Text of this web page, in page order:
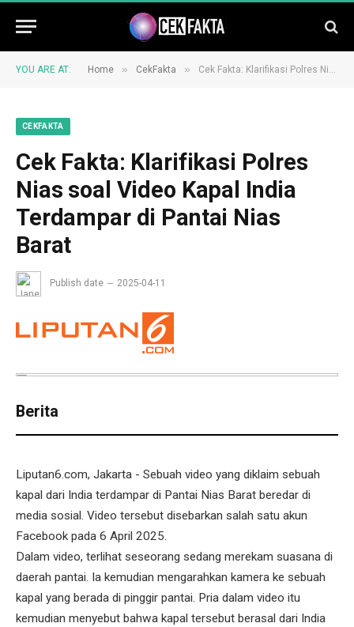
YOU ARE AT: Home » CekFakta » Cek Fakta: Klarifikasi Polres Nias soal Video Kapal India Terdampar di Pantai Nias Barat
CEKFAKTA
Cek Fakta: Klarifikasi Polres
Nias soal Video Kapal India
Terdampar di Pantai Nias
Barat
Publish date 2025-04-11
Berita
Liputan6.com, Jakarta - Sebuah video yang diklaim sebuah
kapal dari India terdampar di Pantai Nias Barat beredar di
media sosial. Video tersebut disebarkan salah satu akun
Facebook pada 6 April 2025.
Dalam video, terlihat seseorang sedang merekam suasana di
daerah pantai. Ia kemudian mengarahkan kamera ke sebuah
kapal yang berada di pinggir pantai. Pria dalam video itu
kemudian menyebut bahwa kapal tersebut berasal dari India